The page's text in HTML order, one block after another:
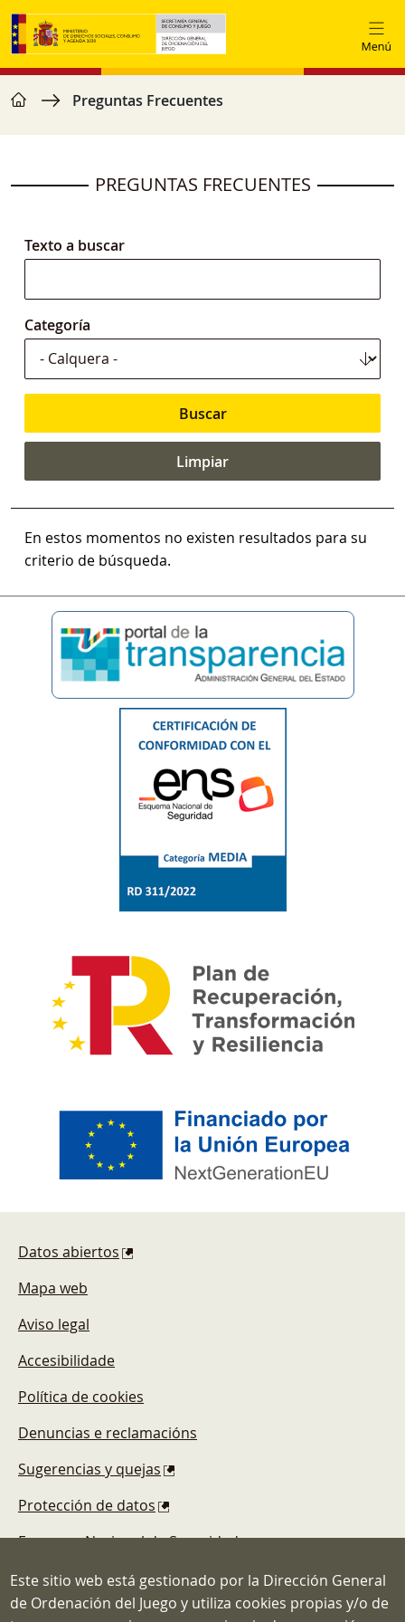
Ir o contido principal
Miga de pan
home Preguntas Frecuentes
PREGUNTAS FRECUENTES
Texto a buscar
Categoría
En estos momentos no existen resultados para su
criterio de búsqueda.
Datos abiertos
Mapa web
Aviso legal
Accesibilidade
Política de cookies
Denuncias e reclamacións
Sugerencias y quejas
Protección de datos
Esquema Nacional de Seguridad
Este sitio web está gestionado por la Dirección General
de Ordenación del Juego y utiliza cookies propias y/o de